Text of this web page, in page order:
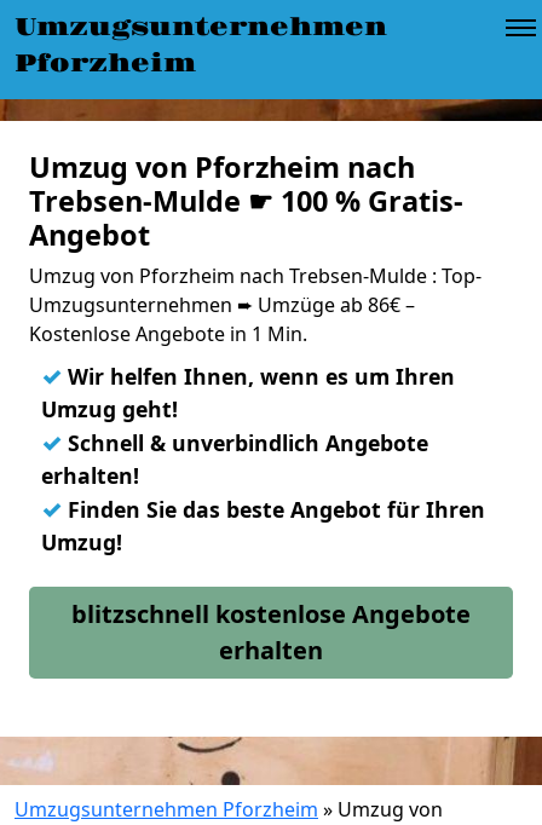
Umzugsunternehmen
Pforzheim
Umzug von Pforzheim nach
Trebsen-Mulde ☛ 100 % Gratis-
Angebot
Umzug von Pforzheim nach Trebsen-Mulde : Top-
Umzugsunternehmen ➨ Umzüge ab 86€ –
Kostenlose Angebote in 1 Min.
✓ Wir helfen Ihnen, wenn es um Ihren
Umzug geht!
✓ Schnell & unverbindlich Angebote
erhalten!
✓ Finden Sie das beste Angebot für Ihren
Umzug!
blitzschnell kostenlose Angebote
erhalten
Umzugsunternehmen Pforzheim » Umzug von